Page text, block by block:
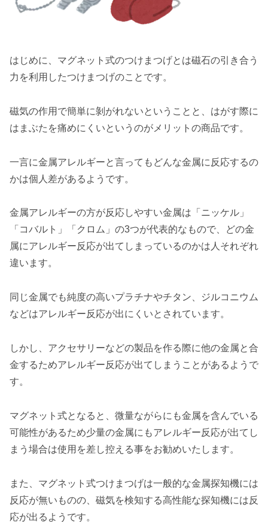
はじめに、マグネット式のつけまつげとは磁石の引き合う
力を利用したつけまつげのことです。
磁気の作用で簡単に剝がれないということと、はがす際に
はまぶたを痛めにくいというのがメリットの商品です。
一言に金属アレルギーと言ってもどんな金属に反応するの
かは個人差があるようです。
金属アレルギーの方が反応しやすい金属は「ニッケル」
「コバルト」「クロム」の3つが代表的なもので、どの金
属にアレルギー反応が出てしまっているのかは人それぞれ
違います。
同じ金属でも純度の高いプラチナやチタン、ジルコニウム
などはアレルギー反応が出にくいとされています。
しかし、アクセサリーなどの製品を作る際に他の金属と合
金するためアレルギー反応が出てしまうことがあるようで
す。
マグネット式となると、微量ながらにも金属を含んでいる
可能性があるため少量の金属にもアレルギー反応が出てし
まう場合は使用を差し控える事をお勧めいたします。
また、マグネット式つけまつげは一般的な金属探知機には
反応が無いものの、磁気を検知する高性能な探知機には反
応が出るようです。